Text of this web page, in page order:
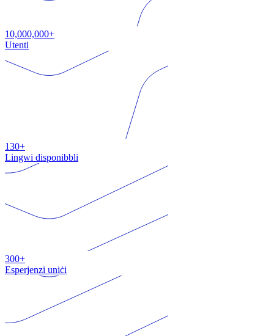
10,000,000+
Utenti
130+
Lingwi disponibbli
300+
Esperjenzi uniċi